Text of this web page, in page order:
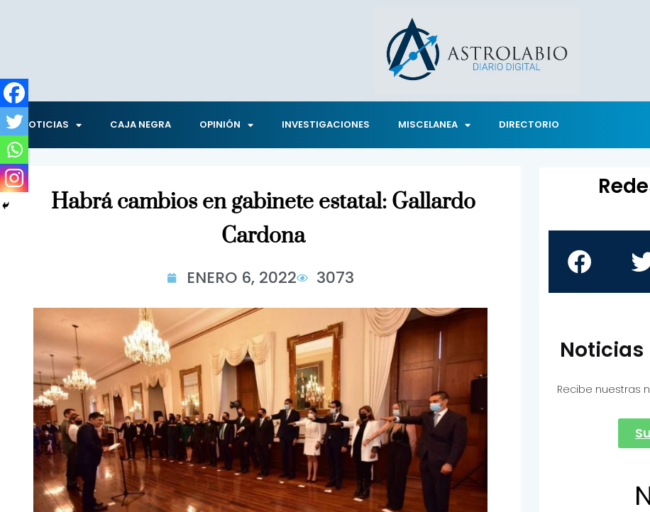
NOTICIAS CAJA NEGRA OPINIÓN INVESTIGACIONES MISCELANEA DIRECTORIO
Habrá cambios en gabinete estatal: Gallardo
Cardona
ENERO 6, 2022 3073
Noticias
Recibe nuestras